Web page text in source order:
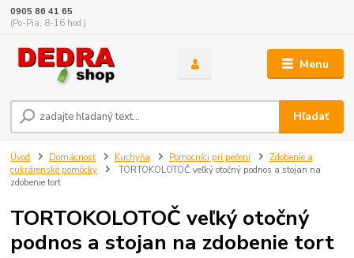
Menu
Hľadať
0905 86 41 65
(Po-Pia, 8-16 hod.)
Úvod Domácnosť Kuchyňa Pomocníci pri pečení
Zdobenie a
cukrárenské pomôcky
TORTOKOLOTOČ veľký otočný podnos a stojan na
zdobenie tort
TORTOKOLOTOČ veľký otočný
podnos a stojan na zdobenie tort